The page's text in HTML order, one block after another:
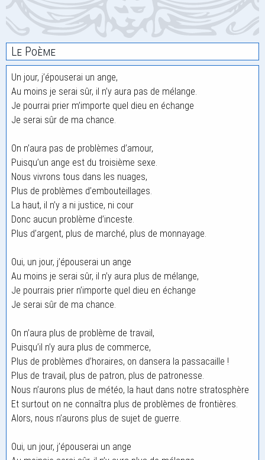
Le Poème
Un jour, j’épouserai un ange,
Au moins je serai sûr, il n’y aura pas de mélange.
Je pourrai prier m’importe quel dieu en échange
Je serai sûr de ma chance.
On n’aura pas de problèmes d’amour,
Puisqu’un ange est du troisième sexe.
Nous vivrons tous dans les nuages,
Plus de problèmes d’embouteillages.
La haut, il n’y a ni justice, ni cour
Donc aucun problème d’inceste.
Plus d’argent, plus de marché, plus de monnayage.
Oui, un jour, j’épouserai un ange
Au moins je serai sûr, il n’y aura plus de mélange,
Je pourrais prier n’importe quel dieu en échange
Je serai sûr de ma chance.
On n’aura plus de problème de travail,
Puisqu’il n’y aura plus de commerce,
Plus de problèmes d’horaires, on dansera la passacaille !
Plus de travail, plus de patron, plus de patronesse.
Nous n’aurons plus de météo, la haut dans notre stratosphère
Et surtout on ne connaîtra plus de problèmes de frontières.
Alors, nous n’aurons plus de sujet de guerre.
Oui, un jour, j’épouserai un ange